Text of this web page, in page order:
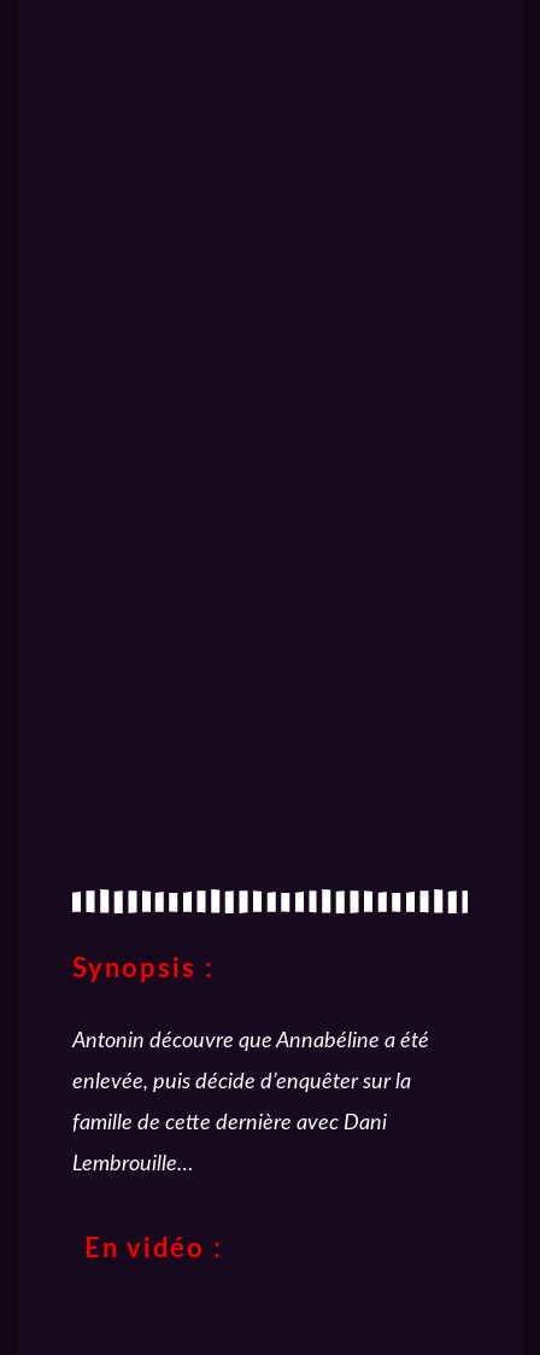
Synopsis :
Antonin découvre que Annabéline a été
enlevée, puis décide d’enquêter sur la
famille de cette dernière avec Dani
Lembrouille…
En vidéo :